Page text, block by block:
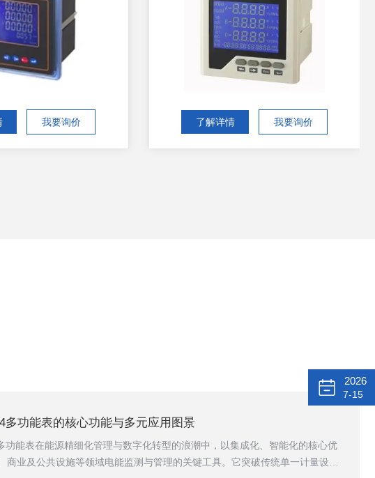
我要询价 了解详情 我要询价
2026
7-15
多功能表的核心功能与多元应用图景
功能表在能源精细化管理与数字化转型的浪潮中，以集成化、智能化的核心优
商业及公共设施等领域电能监测与管理的关键工具。它突破传统单一计量设备